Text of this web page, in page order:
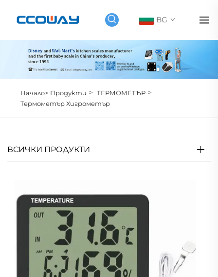
BG
Начало> Продукти > ТЕРМОМЕТЪР>
Термометър Хигрометър
ВСИЧКИ ПРОДУКТИ